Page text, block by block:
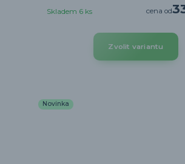
cena od
Skladem 6 ks
Zvolit variantu
Novinka